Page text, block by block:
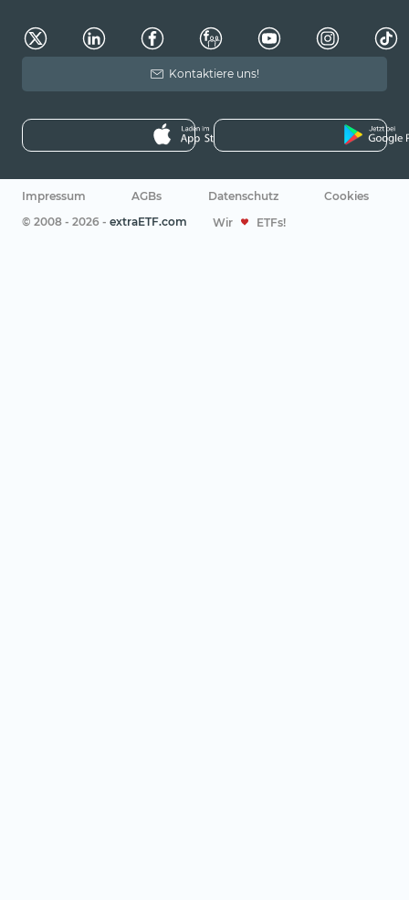
Kontaktiere uns!
Impressum AGBs Datenschutz
Cookies
© 2008 - 2026 - extraETF.com Wir ETFs!